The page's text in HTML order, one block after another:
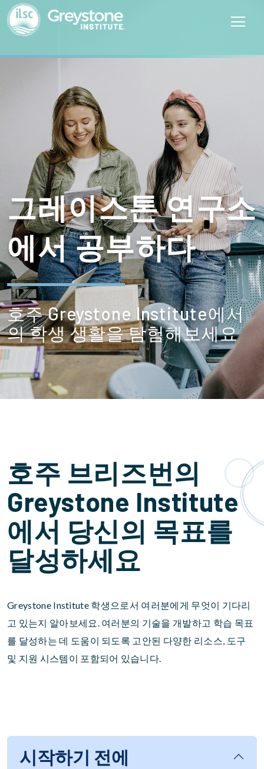
그레이스톤 연구소
에서 공부하다
호주 Greystone Institute에서
의 학생 생활을 탐험해보세요
호주 브리즈번의
Greystone Institute
에서 당신의 목표를
달성하세요
Greystone Institute 학생으로서 여러분에게 무엇이 기다리
고 있는지 알아보세요. 여러분의 기술을 개발하고 학습 목표
를 달성하는 데 도움이 되도록 고안된 다양한 리소스, 도구
및 지원 시스템이 포함되어 있습니다.
시작하기 전에